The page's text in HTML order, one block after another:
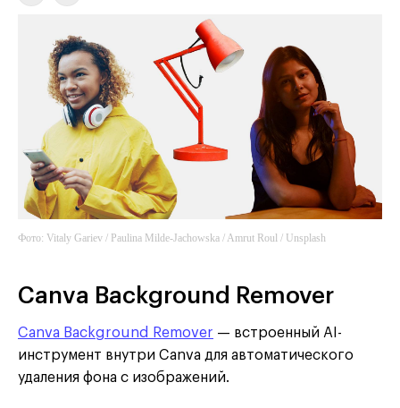
Фото: Vitaly Gariev / Paulina Milde-Jachowska / Amrut Roul / Unsplash
Photoroom
Canva Background Remover
Canva Background Remover — встроенный AI-
инструмент внутри Canva для автоматического
удаления фона с изображений.